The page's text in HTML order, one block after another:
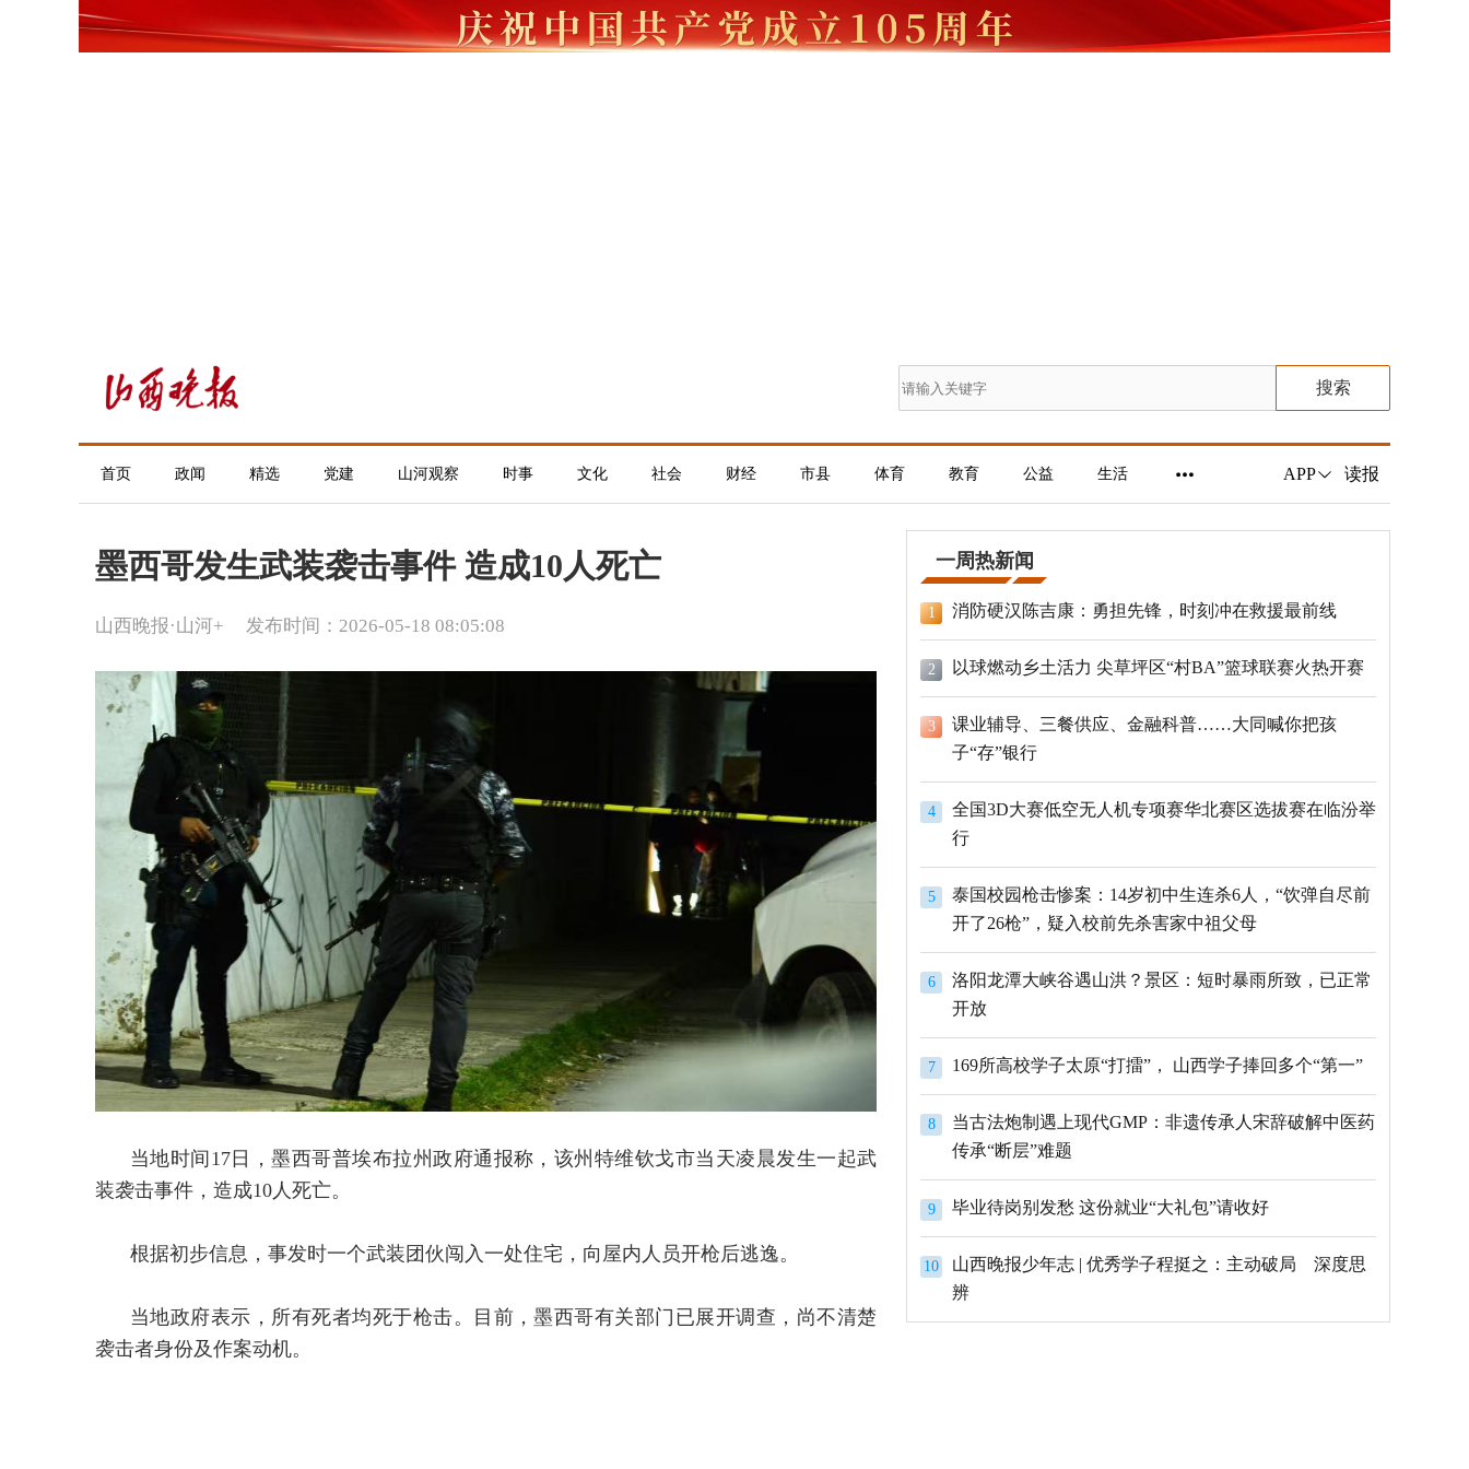
搜索
首页 政闻 精选 党建 山河观察 时事 文化 社会 财经 市县 体育 教育 公益 生活 APP 读报
墨西哥发生武装袭击事件 造成10人死亡
山西晚报·山河+ 发布时间：2026-05-18 08:05:08
当地时间17日，墨西哥普埃布拉州政府通报称，该州特维钦戈市当天凌晨发生一起武
装袭击事件，造成10人死亡。
根据初步信息，事发时一个武装团伙闯入一处住宅，向屋内人员开枪后逃逸。
当地政府表示，所有死者均死于枪击。目前，墨西哥有关部门已展开调查，尚不清楚
袭击者身份及作案动机。
一周热新闻
1 消防硬汉陈吉康：勇担先锋，时刻冲在救援最前线
2 以球燃动乡土活力 尖草坪区“村BA”篮球联赛火热开赛
3
课业辅导、三餐供应、金融科普……大同喊你把孩
子“存”银行
4
全国3D大赛低空无人机专项赛华北赛区选拔赛在临汾举
行
5
泰国校园枪击惨案：14岁初中生连杀6人，“饮弹自尽前
开了26枪”，疑入校前先杀害家中祖父母
6
洛阳龙潭大峡谷遇山洪？景区：短时暴雨所致，已正常
开放
7 169所高校学子太原“打擂”， 山西学子捧回多个“第一”
8
当古法炮制遇上现代GMP：非遗传承人宋辞破解中医药
传承“断层”难题
9 毕业待岗别发愁 这份就业“大礼包”请收好
10
山西晚报少年志 | 优秀学子程挺之：主动破局 深度思
辨